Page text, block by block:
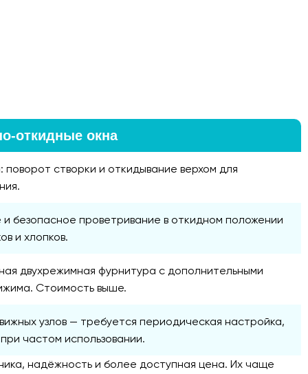
откидные окна
створки и откидывание верхом для
безопасное проветривание в откидном положении
и хлопков.
двухрежимная фурнитура с дополнительными
Стоимость выше.
узлов — требуется периодическая настройка,
частом использовании.
надёжность и более доступная цена. Их чаще